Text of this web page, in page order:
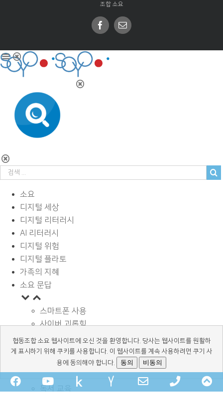
조합 소요
Facebook
Email
소요
디지털 세상
디지털 리터러시
AI 리터러시
디지털 위험
디지털 플라토
가족의 지혜
소요 문답
스마트폰 사용
사이버 괴롭힘
페이스북과 SNS
디지털과 학습
광고 바로알기
정보보호와 안전
독서 교육
FacebookYouTube kakaochannel
Naver-
Email
Phone
협동조합 소요 웹사이트에 오신 것을 환영합니다. 당사는 웹사이트를 원활하
게 표시하기 위해 쿠키를 사용합니다. 이 웹사이트를 계속 사용하려면 쿠기 사
용에 동의해야 합니다.
동의 비동의